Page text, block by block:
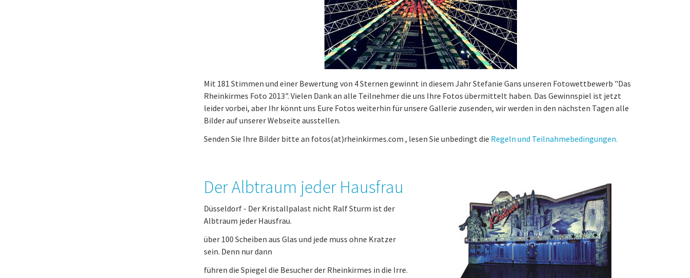
Mit 181 Stimmen und einer Bewertung von 4 Sternen gewinnt in diesem Jahr Stefanie Gans unseren Fotowettbewerb "Das
Rheinkirmes Foto 2013". Vielen Dank an alle Teilnehmer die uns Ihre Fotos übermittelt haben. Das Gewinnspiel ist jetzt
leider vorbei, aber Ihr könnt uns Eure Fotos weiterhin für unsere Gallerie zusenden, wir werden in den nächsten Tagen alle
Bilder auf unserer Webseite ausstellen.
Senden Sie Ihre Bilder bitte an fotos(at)rheinkirmes.com , lesen Sie unbedingt die Regeln und Teilnahmebedingungen.
Der Albtraum jeder Hausfrau
Düsseldorf - Der Kristallpalast nicht Ralf Sturm ist der
Albtraum jeder Hausfrau.
über 100 Scheiben aus Glas und jede muss ohne Kratzer
sein. Denn nur dann
führen die Spiegel die Besucher der Rheinkirmes in die Irre.